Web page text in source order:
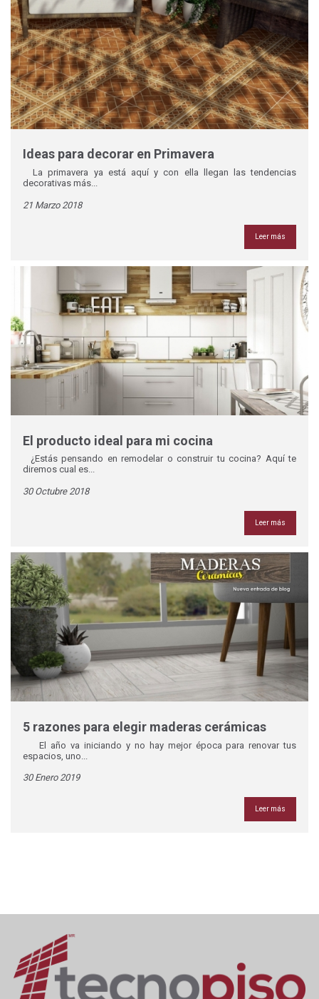
Ideas para decorar en Primavera
La primavera ya está aquí y con ella llegan las tendencias
decorativas más...
21 Marzo 2018
Leer más
El producto ideal para mi cocina
¿Estás pensando en remodelar o construir tu cocina? Aquí te
diremos cual es...
30 Octubre 2018
Leer más
5 razones para elegir maderas cerámicas
El año va iniciando y no hay mejor época para renovar tus
espacios, uno...
30 Enero 2019
Leer más